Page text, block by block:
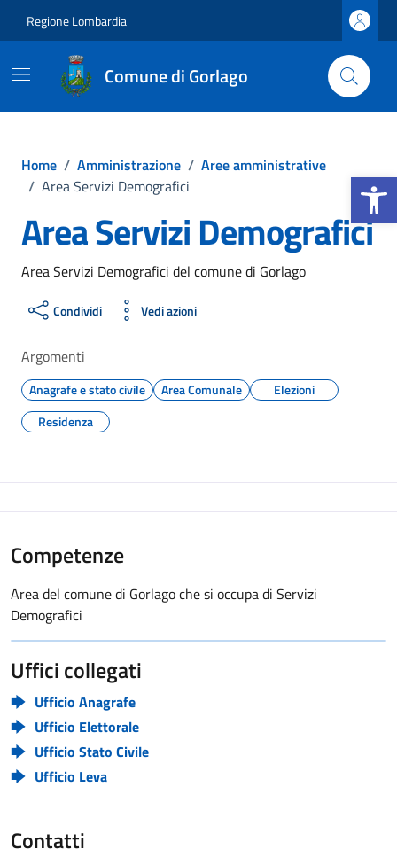
Apri la
Regione Lombardia
Comune di Gorlago
Home / Amministrazione / Aree amministrative
/ Area Servizi Demografici
Area Servizi Demografici
Area Servizi Demografici del comune di Gorlago
Condividi Vedi azioni
Argomenti
Anagrafe e stato civile Area Comunale
Elezioni
Residenza
Competenze
Area del comune di Gorlago che si occupa di Servizi
Demografici
Uffici collegati
Ufficio Anagrafe
Ufficio Elettorale
Ufficio Stato Civile
Ufficio Leva
Contatti